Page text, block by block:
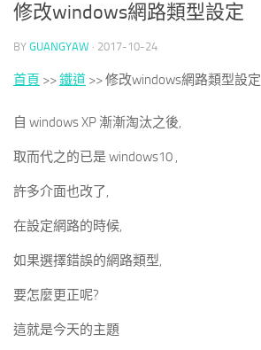
修改windows網路類型設定
BY GUANGYAW · 2017-10-24
首頁 >>鐵道 >>修改windows網路類型設定
自 windows XP 漸漸淘汰之後,
取而代之的已是 windows10 ,
許多介面也改了,
在設定網路的時候,
如果選擇錯誤的網路類型,
要怎麼更正呢?
這就是今天的主題